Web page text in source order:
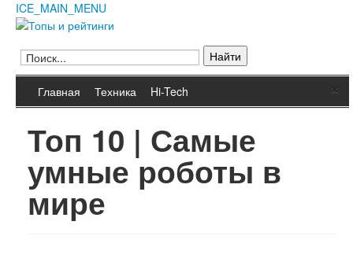
ICE_MAIN_MENU
Главная
Фильмы
Сериалы
Мультфильмы
Культура
Музыка
Мода и стиль
Природа
Животные
Растения
Космос
Человек
Архитектура
Еда
×
Главная Техника Hi-Tech
Топ 10 | Самые
умные роботы в
мире